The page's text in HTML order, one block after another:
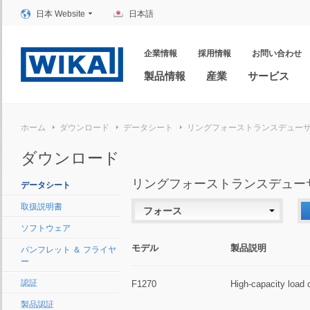
日本 Website 日本語
企業情報 採用情報 お問い合わせ
製品情報 産業 サービス
ホーム ダウンロード データシート リングフォーストランスデュー
ダウンロード
データシート
取扱説明書
ソフトウェア
パンフレット ＆ フライヤ
ー
認証
製品認証
リングフォーストランスデュー
フォース
モデル 製品説明
F1270 High-capacity load